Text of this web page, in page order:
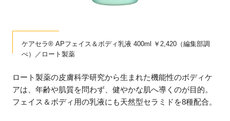
ケアセラ® APフェイス＆ボディ乳液 400ml ￥2,420（編集部調
べ）／ロート製薬
ロート製薬の皮膚科学研究から生まれた機能性のボディケ
アは、年齢や肌質を問わず、健やかな肌へ導くのが目的。
フェイス＆ボディ用の乳液にも天然型セラミドを8種配合。